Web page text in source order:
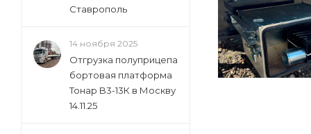
Ставрополь
14 ноября 2025
Отгрузка полуприцепа
бортовая платформа
Тонар B3-13К в Москву
14.11.25